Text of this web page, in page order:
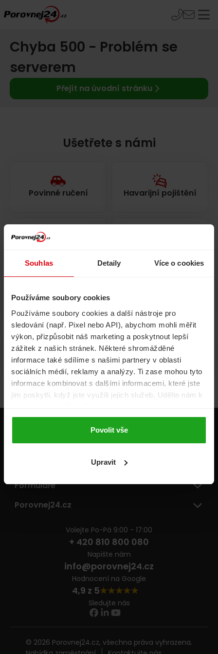
Souhlas Detaily Více o cookies
Používáme soubory cookies
Používáme soubory cookies a další nástroje pro
sledování (např. Pixel nebo API), abychom mohli měřit
výkon, přizpůsobit náš marketing a poskytnout lepší
zážitek z našich stránek. Některé shromážděné
informace také sdílíme s našimi partnery v oblasti
sociálních médií, reklamy a analýzy. Ti zase mohou tyto
informace kombinovat s dalšími informacemi, které jste
jim poskytli, když jste využili jejich služeb. Udělte nám k
Povolit vše
Upravit
Chyba 500 - Problém se
serverem
Přejít na úvodní stránku
Ušetřete s námi
Povinné ručení Havarijní pojištění
Volání, internet, TV
Životní pojištění Energie
Pojišťovny
Formuláře
Porovnej24.cz
Volejte Po-Pá 9:00 - 17:00
+ 420 810 800 080
Napište nám
info@porovnej24.cz
Hodnocení na Google
4,9 z 5
Sledujte nás
© 2026 Porovnej24.cz, všechna práva vyhrazena.